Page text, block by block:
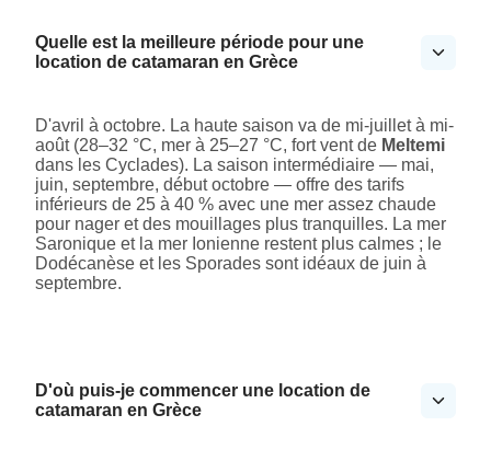
Quelle est la meilleure période pour une
location de catamaran en Grèce
D'avril à octobre. La haute saison va de mi-juillet à mi-
août (28–32 °C, mer à 25–27 °C, fort vent de Meltemi
dans les Cyclades). La saison intermédiaire — mai,
juin, septembre, début octobre — offre des tarifs
inférieurs de 25 à 40 % avec une mer assez chaude
pour nager et des mouillages plus tranquilles. La mer
Saronique et la mer Ionienne restent plus calmes ; le
Dodécanèse et les Sporades sont idéaux de juin à
septembre.
D'où puis-je commencer une location de
catamaran en Grèce